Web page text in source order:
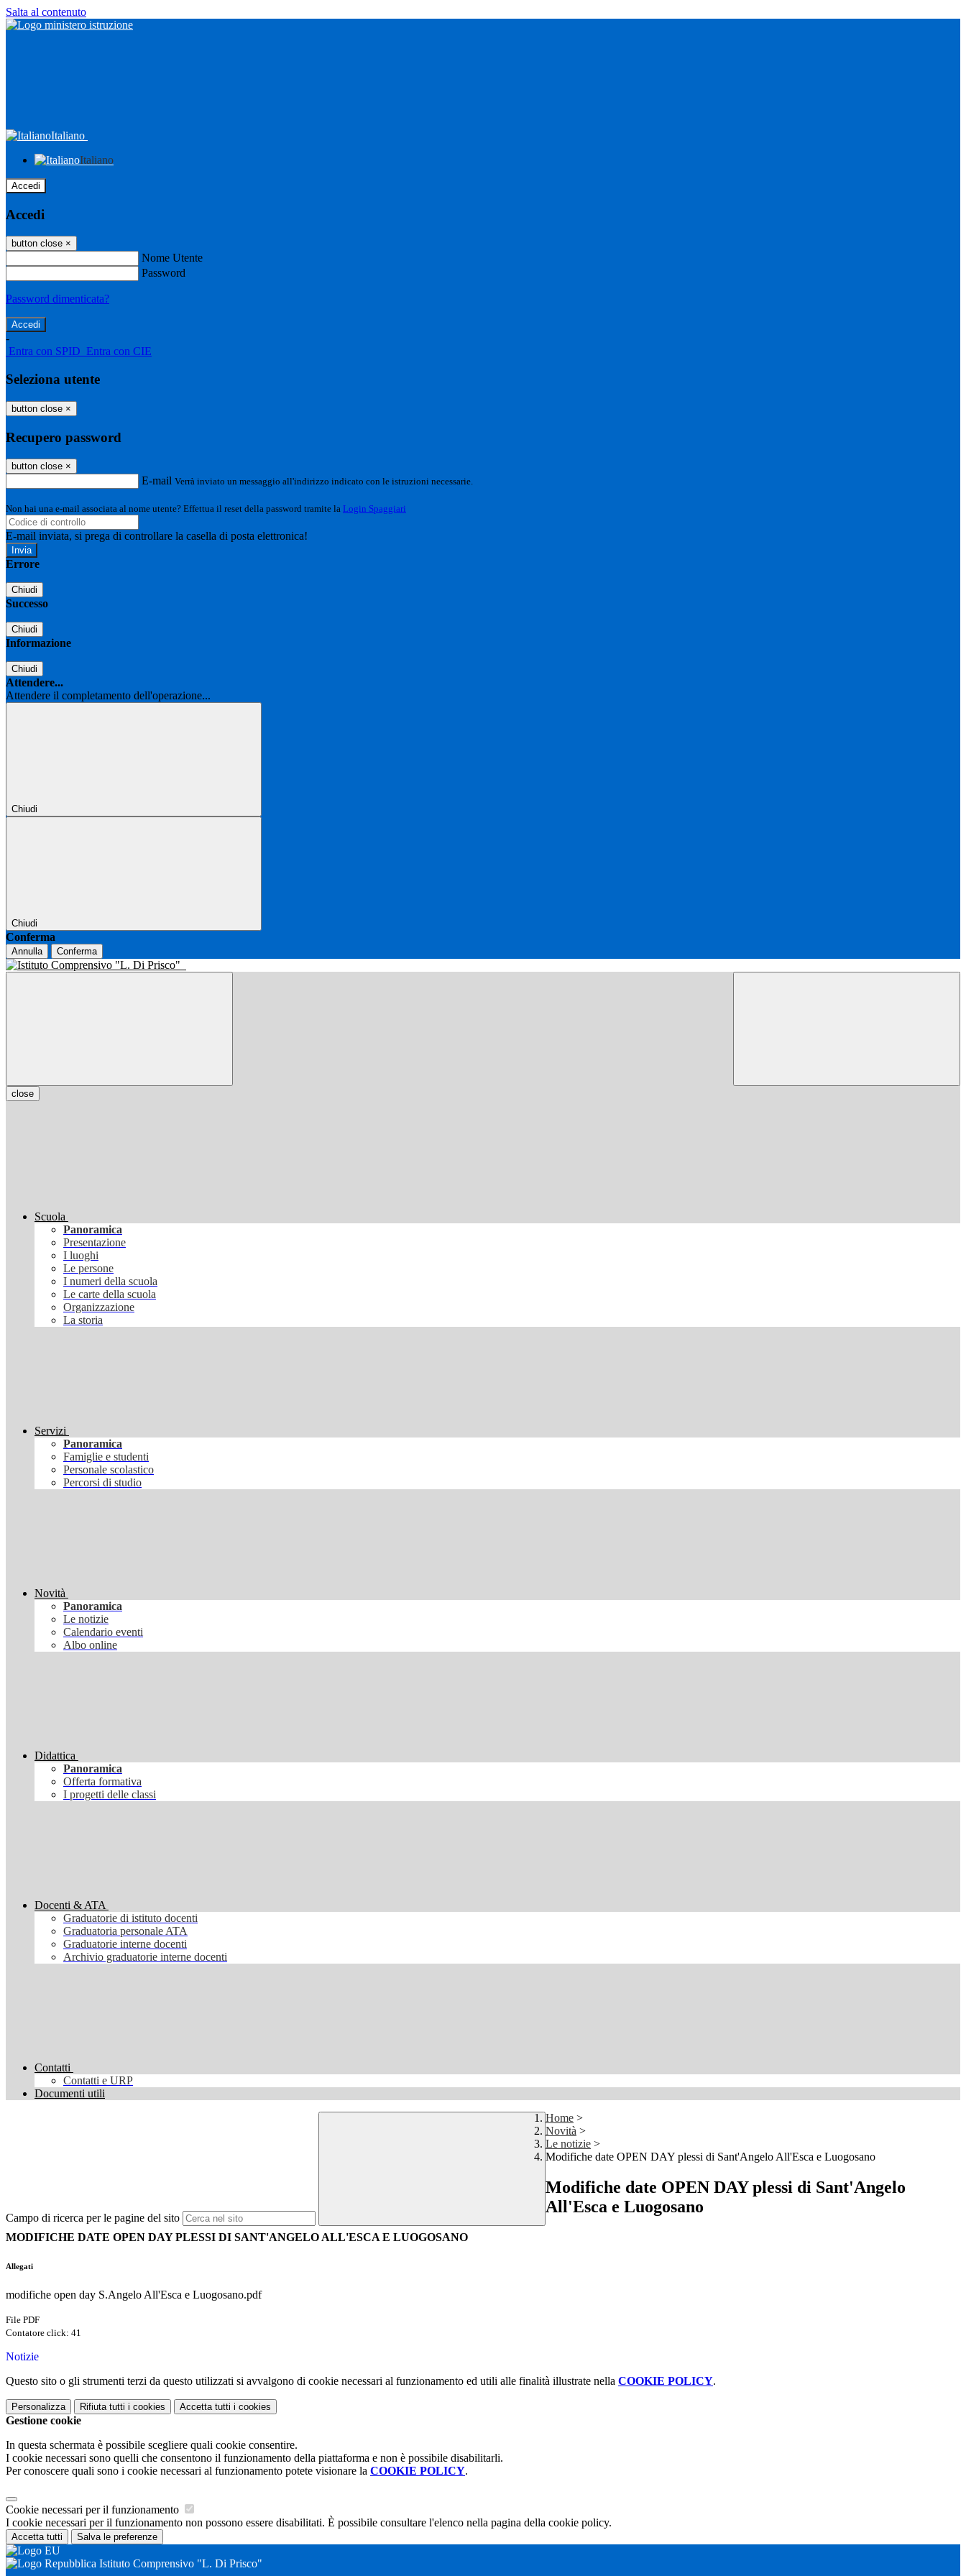
Salta al contenuto
Italiano
Italiano
Accedi
Accedi
button close ×
Nome Utente
Password
Password dimenticata?
-
Entra con SPID Entra con CIE
Seleziona utente
button close ×
Recupero password
button close ×
E-mail Verrà inviato un messaggio all'indirizzo indicato con le istruzioni necessarie.
Non hai una e-mail associata al nome utente? Effettua il reset della password tramite la Login Spaggiari
E-mail inviata, si prega di controllare la casella di posta elettronica!
Errore
Chiudi
Successo
Chiudi
Informazione
Chiudi
Attendere...
Attendere il completamento dell'operazione...
Chiudi
Chiudi
Conferma
Annulla Conferma
close
Scuola
Panoramica
Presentazione
I luoghi
Le persone
I numeri della scuola
Le carte della scuola
Organizzazione
La storia
Servizi
Panoramica
Famiglie e studenti
Personale scolastico
Percorsi di studio
Novità
Panoramica
Le notizie
Calendario eventi
Albo online
Didattica
Panoramica
Offerta formativa
I progetti delle classi
Docenti & ATA
Graduatorie di istituto docenti
Graduatoria personale ATA
Graduatorie interne docenti
Archivio graduatorie interne docenti
Contatti
Contatti e URP
Documenti utili
Campo di ricerca per le pagine del sito
Home >
Novità >
Le notizie >
Modifiche date OPEN DAY plessi di Sant'Angelo All'Esca e Luogosano
Modifiche date OPEN DAY plessi di Sant'Angelo
All'Esca e Luogosano
MODIFICHE DATE OPEN DAY PLESSI DI SANT'ANGELO ALL'ESCA E LUOGOSANO
Allegati
modifiche open day S.Angelo All'Esca e Luogosano.pdf
File PDF
Contatore click: 41
Notizie
Questo sito o gli strumenti terzi da questo utilizzati si avvalgono di cookie necessari al funzionamento ed utili alle finalità illustrate nella COOKIE POLICY.
Personalizza Rifiuta tutti i cookies Accetta tutti i cookies
Gestione cookie
In questa schermata è possibile scegliere quali cookie consentire.
I cookie necessari sono quelli che consentono il funzionamento della piattaforma e non è possibile disabilitarli.
Per conoscere quali sono i cookie necessari al funzionamento potete visionare la COOKIE POLICY.
Cookie necessari per il funzionamento
I cookie necessari per il funzionamento non possono essere disabilitati. È possibile consultare l'elenco nella pagina della cookie policy.
Accetta tutti Salva le preferenze
Istituto Comprensivo "L. Di Prisco"